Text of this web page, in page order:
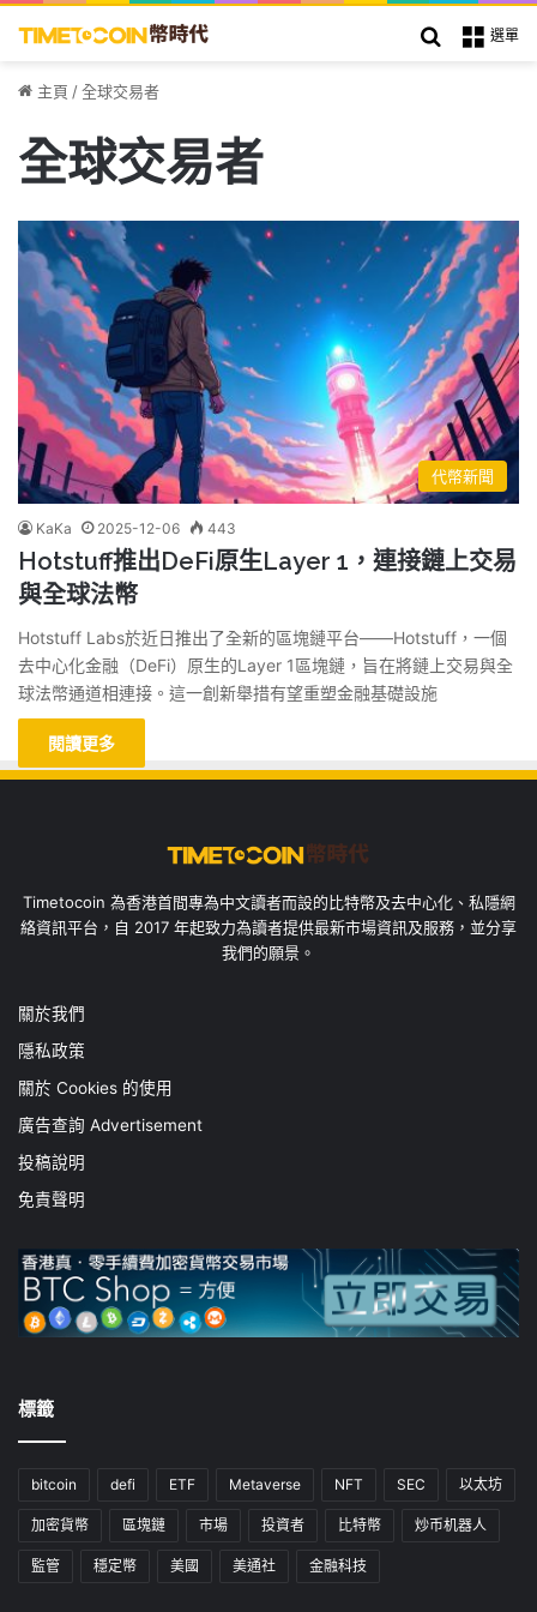
選單
搜索
主頁 /全球交易者
全球交易者
代幣新聞
KaKa 2025-12-06 443
Hotstuff推出DeFi原生Layer 1，連接鏈上交易
與全球法幣
Hotstuff Labs於近日推出了全新的區塊鏈平台——Hotstuff，一個
去中心化金融（DeFi）原生的Layer 1區塊鏈，旨在將鏈上交易與全
球法幣通道相連接。這一創新舉措有望重塑金融基礎設施
閱讀更多
Timetocoin 為香港首間專為中文讀者而設的比特幣及去中心化、私隱網
絡資訊平台，自 2017 年起致力為讀者提供最新市場資訊及服務，並分享
我們的願景。
關於我們
隱私政策
關於 Cookies 的使用
廣告查詢 Advertisement
投稿說明
免責聲明
標籤
bitcoin defi ETF Metaverse NFT SEC 以太坊
加密貨幣 區塊鏈 市場 投資者 比特幣 炒币机器人
監管 穩定幣 美國 美通社 金融科技